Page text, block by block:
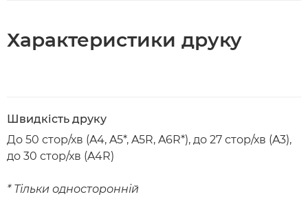
Характеристики друку
Швидкість друку
До 50 стор/хв (A4, A5*, A5R, A6R*), до 27 стор/хв (A3),
до 30 стор/хв (A4R)
* Тільки односторонній